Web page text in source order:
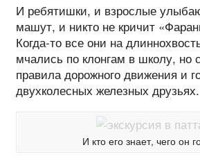
И ребятишки, и взрослые
машут, и никто не кричит
Когда-то все они на
мчались по клонгам в школу, но
правила дорожного движения и
двухколесных железных друзьях.
И кто его знает, чего он